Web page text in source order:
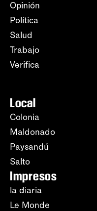
Opinión
Política
Salud
Trabajo
Verifica
Local
Colonia
Maldonado
Paysandú
Salto
Impresos
la diaria
Le Monde